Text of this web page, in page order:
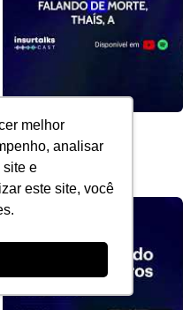
melhor
analisar
site e
este site, você
Futuro do Seguro e
Flexibilidade